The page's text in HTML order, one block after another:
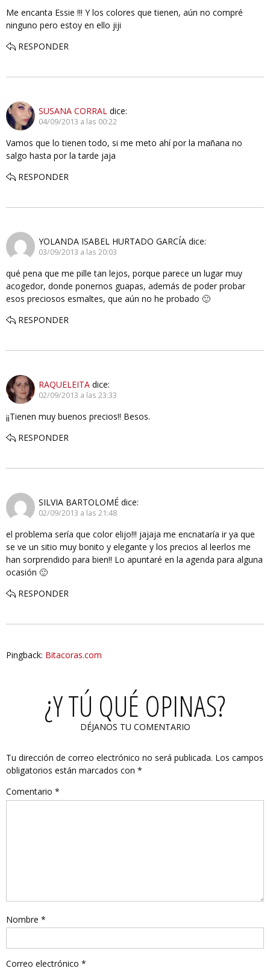
Me encanta Essie !!! Y los colores que tienen, aún no compré
ninguno pero estoy en ello jiji
RESPONDER
SUSANA CORRAL dice:
04/09/2013 a las 00:22
Vamos que lo tienen todo, si me meto ahí por la mañana no
salgo hasta por la tarde jaja
RESPONDER
YOLANDA ISABEL HURTADO GARCÍA dice:
03/09/2013 a las 20:03
qué pena que me pille tan lejos, porque parece un lugar muy
acogedor, donde ponernos guapas, además de poder probar
esos preciosos esmaltes, que aún no he probado 🙂
RESPONDER
RAQUELEITA dice:
02/09/2013 a las 23:33
¡¡Tienen muy buenos precios!! Besos.
RESPONDER
SILVIA BARTOLOMÉ dice:
02/09/2013 a las 21:48
el problema sería que color elijo!!! jajaja me encnataría ir ya que
se ve un sitio muy bonito y elegante y los precios al leerlos me
han sorprendido para bien!! Lo apuntaré en la agenda para alguna
ocasión 🙂
RESPONDER
Pingback: Bitacoras.com
¿Y TÚ QUÉ OPINAS?
DÉJANOS TU COMENTARIO
Tu dirección de correo electrónico no será publicada. Los campos
obligatorios están marcados con *
Comentario *
Nombre *
Correo electrónico *